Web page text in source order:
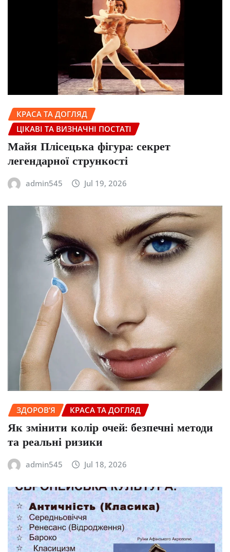
КРАСА ТА ДОГЛЯД
ЦІКАВІ ТА ВИЗНАЧНІ ПОСТАТІ
Майя Плісецька фігура: секрет
легендарної стрункості
admin545 Jul 19, 2026
ЗДОРОВ’Я КРАСА ТА ДОГЛЯД
Як змінити колір очей: безпечні методи
та реальні ризики
admin545 Jul 18, 2026